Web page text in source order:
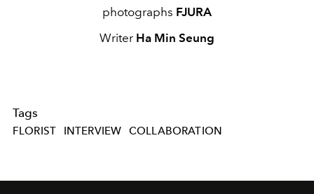
photographs FJURA
Writer Ha Min Seung
Tags
FLORIST INTERVIEW COLLABORATION